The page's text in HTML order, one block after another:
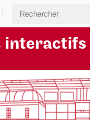
interactifs